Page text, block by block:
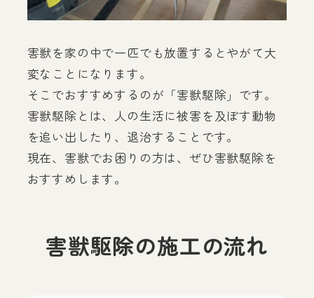
害獣を家の中で一匹でも放置するとやがて大
変なことになります。
そこでおすすめするのが「害獣駆除」です。
害獣駆除とは、人の生活に被害を及ぼす動物
を追い出したり、退治することです。
現在、害獣でお困りの方は、ぜひ害獣駆除を
おすすめします。
害獣駆除の施工の流れ